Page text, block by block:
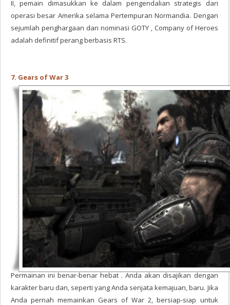
II, pemain dimasukkan ke dalam pengendalian strategis dari
operasi besar Amerika selama Pertempuran Normandia. Dengan
sejumlah penghargaan dan nominasi GOTY , Company of Heroes
adalah definitif perang berbasis RTS.
7. Gears of War 3
Permainan ini benar-benar hebat . Anda akan disajikan dengan
karakter baru dan, seperti yang Anda senjata kemajuan, baru. Jika
Anda pernah memainkan Gears of War 2, bersiap-siap untuk